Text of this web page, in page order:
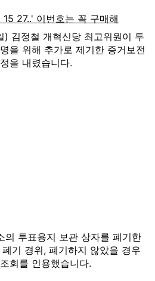
) 김정철 개혁신당 최고위원이 투
을 위해 추가로 제기한 증거보전
을 내렸습니다.
의 투표용지 보관 상자를 폐기한
기 경위, 폐기하지 않았을 경우
회를 인용했습니다.